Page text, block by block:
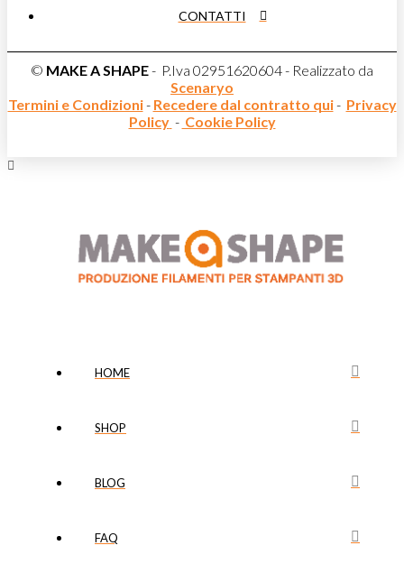
CONTATTI
© MAKE A SHAPE- P.Iva 02951620604 - Realizzato da
Scenaryo
Termini e Condizioni- Recedere dal contratto qui- Privacy
Policy - Cookie Policy
HOME
SHOP
BLOG
FAQ